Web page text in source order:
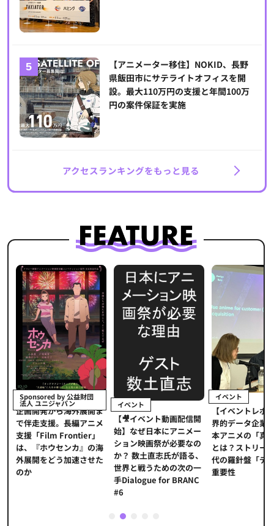
【アニメーター移住】NOKID、長野
県飯田市にサテライトオフィスを開
設。最大110万円の支援と年間100万
円の案件保証を実施
アクセスランキングをもっと見る
Sponsored by 公益財団
法人 ユニジャパン
企画開発から海外展開ま
で伴走支援。長編アニメ
支援「Film Frontier」
は、『ホウセンカ』の海
外展開をどう加速させた
のか
イベント
【🎥イベント動画配信開
始】なぜ日本にアニメー
ション映画祭が必要なの
か？ 数土直志氏が語る、
世界と戦うための次の一
手Dialogue for BRANC
#6
イベント
【イベントレポ
界的データ企業
本アニメの「真
とは？ストリー
代の羅針盤「デ
重要性
2